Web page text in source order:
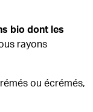
bio dont les
rayons
ou écrémés,